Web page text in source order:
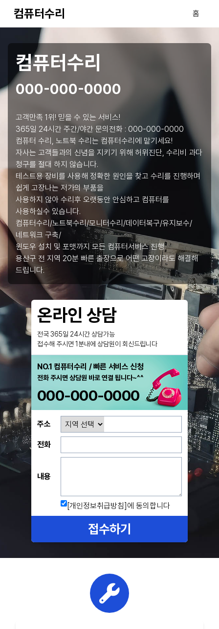
컴퓨터수리 홈
컴퓨터수리
000-000-0000
고객만족 1위! 믿을 수 있는 서비스!
365일 24시간 주간/야간 문의전화 : 000-000-0000
컴퓨터 수리, 노트북 수리는 컴퓨터수리에 맡기세요!
자사는 고객들과의 신념을 지키기 위해 허위진단, 수리비 과다
청구를 절대 하지 않습니다.
테스트용 장비를 사용해 정확한 원인을 찾고 수리를 진행하며
쉽게 고장나는 저가의 부품을
사용하지 않아 수리후 오랫동안 안심하고 컴퓨터를
사용하실수 있습니다.
컴퓨터수리/노트북수리/모니터수리/데이터복구/유지보수/
네트워크 구축/
윈도우 설치 및 포맷까지 모든 컴퓨터서비스 진행.
용산구 전 지역 20분 빠른 출장으로 어떤 고장이라도 해결해
드립니다.
온라인 상담
전국 365일 24시간 상담가능
접수해 주시면 1분내에 상담원이 회신드립니다
NO.1 컴퓨터수리 / 빠른 서비스 신청
전화 주시면 상담원 바로 연결 됩니다~^^
000-000-0000
주소
전화
내용
[개인정보취급방침] 에 동의합니다
접수하기